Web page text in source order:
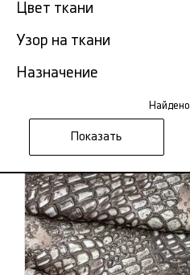
Фильтр
Цвет ткани
Узор на ткани
Назначение